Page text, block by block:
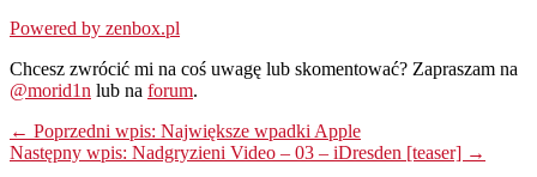
Powered by zenbox.pl
Chcesz zwrócić mi na coś uwagę lub skomentować? Zapraszam na
@morid1n lub na forum.
← Poprzedni wpis: Największe wpadki Apple
Następny wpis: Nadgryzieni Video – 03 – iDresden [teaser] →